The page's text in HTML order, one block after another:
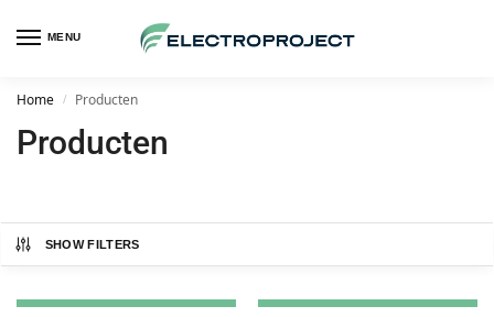
MENU
Home / Producten
Producten
SHOW FILTERS